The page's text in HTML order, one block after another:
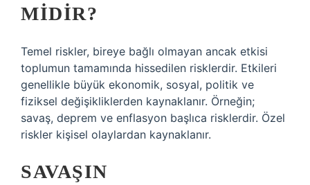
MIDIR?
Temel riskler, bireye bağlı olmayan ancak etkisi
toplumun tamamında hissedilen risklerdir. Etkileri
genellikle büyük ekonomik, sosyal, politik ve
fiziksel değişikliklerden kaynaklanır. Örneğin;
savaş, deprem ve enflasyon başlıca risklerdir. Özel
riskler kişisel olaylardan kaynaklanır.
SAVAŞIN